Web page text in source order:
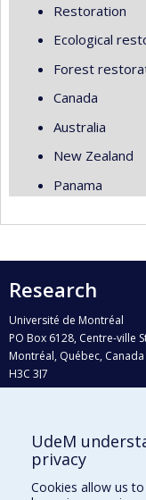
Restoration
Ecological
Forest
Canada
Australia
New Zealand
Panama
Research
Université de Montréal
PO Box 6128, Centre-ville
Montréal, Québec, Canada
H3C 3J7
Who does what?
Find us
UdeM
privacy
Cookies allow us